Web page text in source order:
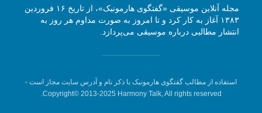
مجله آنلاین موسیقی «گفتگوی هارمونیک»، از تاریخ ۱۶ فروردین
۱۳۸۳ آغاز به کار کرد و تا امروز به صورت مداوم هر روز به
انتشار مطالبی درباره موسیقی می‌پردازد.
استفاده از مطالب گفتگوی هارمونیک با ذکر نام و آدرس سایت مجاز است -
Copyright© 2013-2025 Harmony Talk, All rights reserved.